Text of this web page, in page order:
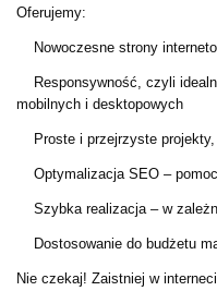
Oferujemy:
Nowoczesne strony
Responsywność, czyli
mobilnych i desktopowych
Proste i przejrzyste projekty,
Optymalizacja SEO –
Szybka realizacja – w
Dostosowanie do budżetu
Nie czekaj! Zaistniej w